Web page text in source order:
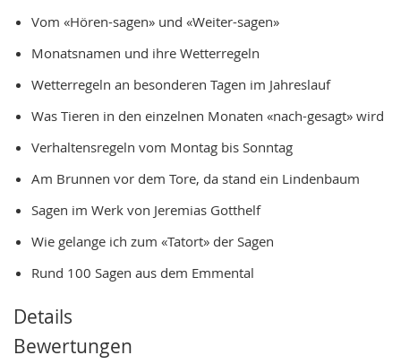
Vom «Hören-sagen» und «Weiter-sagen»
Monatsnamen und ihre Wetterregeln
Wetterregeln an besonderen Tagen im Jahreslauf
Was Tieren in den einzelnen Monaten «nach-gesagt» wird
Verhaltensregeln vom Montag bis Sonntag
Am Brunnen vor dem Tore, da stand ein Lindenbaum
Sagen im Werk von Jeremias Gotthelf
Wie gelange ich zum «Tatort» der Sagen
Rund 100 Sagen aus dem Emmental
Details
Bewertungen